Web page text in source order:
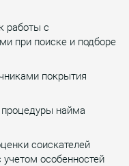
работы с
при поиске и подборе
покрытия
процедуры найма
соискателей
особенностей